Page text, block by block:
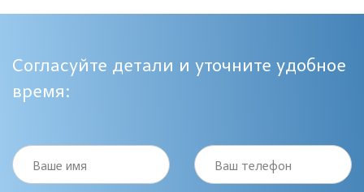
Согласуйте детали и уточните удобное
время:
Ваше имя Ваш телефон